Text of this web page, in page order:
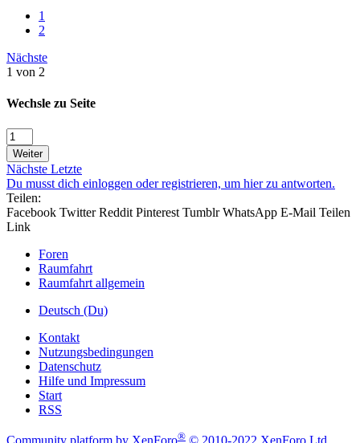
1
2
Nächste
1 von 2
Wechsle zu Seite
Weiter
Nächste Letzte
Du musst dich einloggen oder registrieren, um hier zu antworten.
Teilen:
Facebook Twitter Reddit Pinterest Tumblr WhatsApp E-Mail Teilen
Link
Foren
Raumfahrt
Raumfahrt allgemein
Deutsch (Du)
Kontakt
Nutzungsbedingungen
Datenschutz
Hilfe und Impressum
Start
RSS
Community platform by XenForo® © 2010-2022 XenForo Ltd.